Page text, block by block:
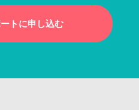
トに申し込む